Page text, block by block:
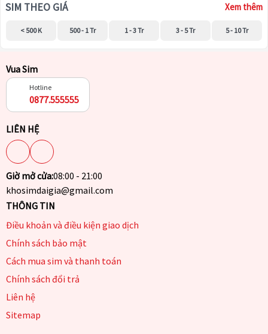
SIM THEO GIÁ Xem thêm
< 500 K 500 - 1 Tr 1 - 3 Tr 3 - 5 Tr 5 - 10 Tr
Vua Sim
Hotline
0877.555555
LIÊN HỆ
Giờ mở cửa:08:00 - 21:00
khosimdaigia@gmail.com
THÔNG TIN
Điều khoản và điều kiện giao dịch
Chính sách bảo mật
Cách mua sim và thanh toán
Chính sách đổi trả
Liên hệ
Sitemap